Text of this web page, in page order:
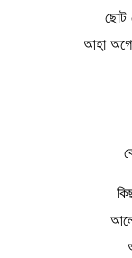
ছোট
আহা